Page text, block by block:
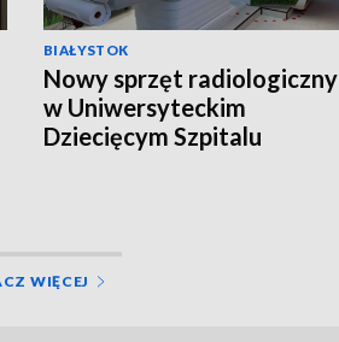
BIAŁYSTOK
Nowy sprzęt radiologiczny
w Uniwersyteckim
Dziecięcym Szpitalu
WIĘCEJ